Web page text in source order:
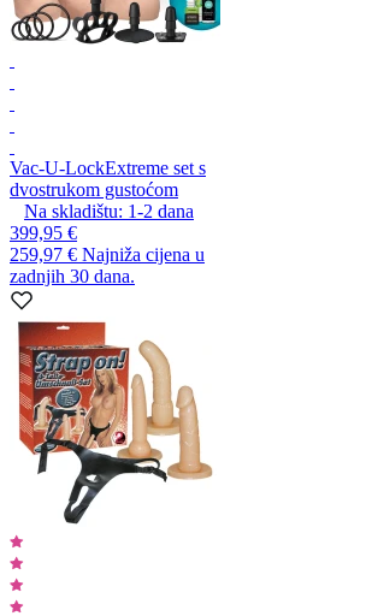
Vac-U-LockExtreme set s
dvostrukom gustoćom
Na skladištu: 1-2 dana
399,95 €
259,97 € Najniža cijena u
zadnjih 30 dana.